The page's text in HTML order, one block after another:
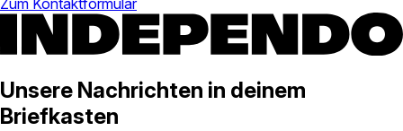
Zum Kontaktformular
Unsere Nachrichten in deinem
Briefkasten